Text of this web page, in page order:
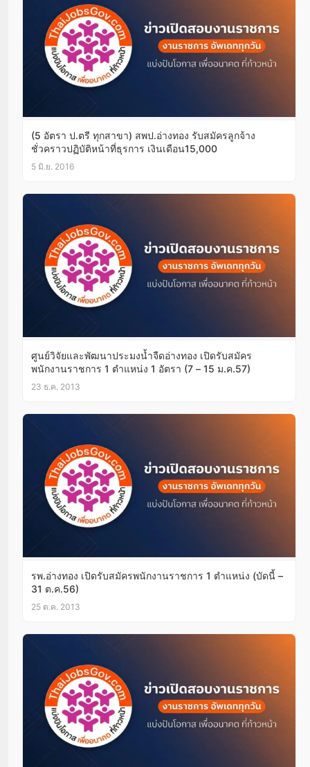
(5 อัตรา ป.ตรี ทุกสาขา) สพป.อ่างทอง รับสมัครลูกจ้าง
ชั่วคราวปฏิบัติหน้าที่ธุรการ เงินเดือน15,000
5 มิ.ย. 2016
ศูนย์วิจัยและพัฒนาประมงน้ำจืดอ่างทอง เปิดรับสมัคร
พนักงานราชการ 1 ตำแหน่ง 1 อัตรา (7 – 15 ม.ค.57)
23 ธ.ค. 2013
รพ.อ่างทอง เปิดรับสมัครพนักงานราชการ 1 ตำแหน่ง (บัดนี้ –
31 ต.ค.56)
25 ต.ค. 2013